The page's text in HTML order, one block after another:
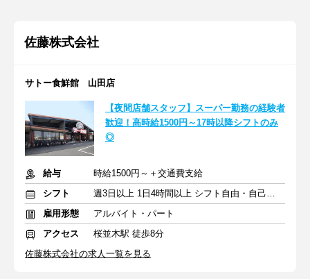
佐藤株式会社
サトー食鮮館 山田店
【夜間店舗スタッフ】スーパー勤務の経験者
歓迎！高時給1500円～17時以降シフトのみ
◎
給与
時給1500円～＋交通費支給
シフト
週3日以上 1日4時間以上 シフト自由・自己申告
雇用形態
アルバイト・パート
アクセス
桜並木駅 徒歩8分
佐藤株式会社の求人一覧を見る